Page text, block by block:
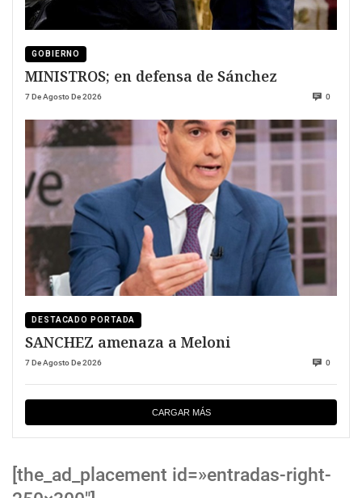
GOBIERNO
MINISTROS; en defensa de Sánchez
7 De Agosto De 2026 0
DESTACADO PORTADA
SANCHEZ amenaza a Meloni
7 De Agosto De 2026 0
CARGAR MÁS
[the_ad_placement id=»entradas-right-